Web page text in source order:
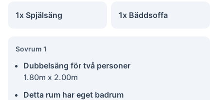
1x Spjälsäng 1x Bäddsoffa
Sovrum 1
Dubbelsäng för två personer
1.80m x 2.00m
Detta rum har eget badrum